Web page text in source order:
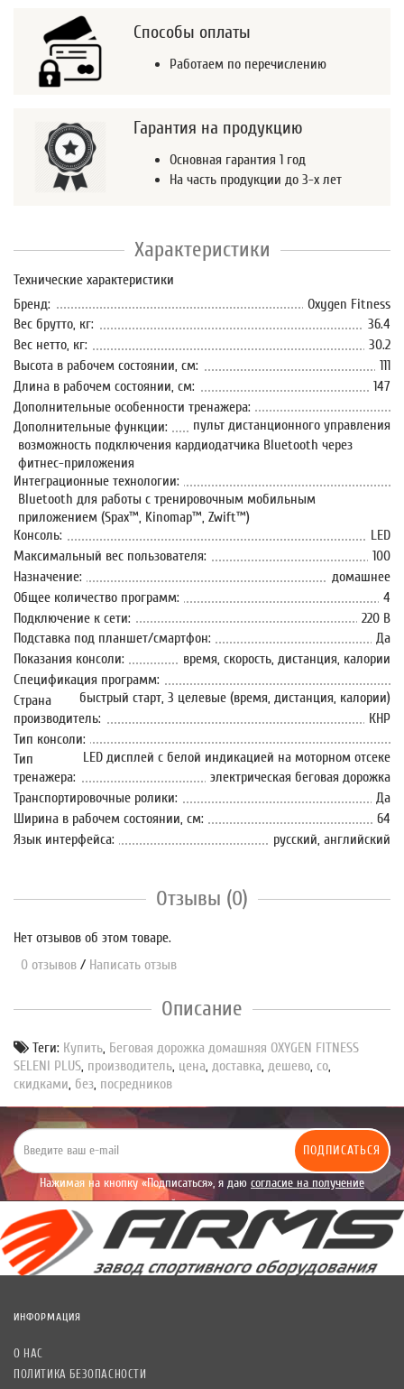
Способы оплаты
Работаем по перечислению
Гарантия на продукцию
Основная гарантия 1 год
На часть продукции до 3-х лет
Характеристики
Технические характеристики
Бренд:
Oxygen Fitness
Вес брутто, кг:
36.4
Вес нетто, кг:
30.2
Высота в рабочем состоянии, см:
111
Длина в рабочем состоянии, см:
147
Дополнительные особенности тренажера:
пульт дистанционного управления
Дополнительные функции:
возможность подключения кардиодатчика Bluetooth через
фитнес-приложения
Интеграционные технологии:
Bluetooth для работы с тренировочным мобильным
приложением (Spax™, Kinomap™, Zwift™)
Консоль:
LED
Максимальный вес пользователя:
100
Назначение:
домашнее
Общее количество программ:
4
Подключение к сети:
220 В
Подставка под планшет/смартфон:
Да
Показания консоли:
время, скорость, дистанция, калории
Спецификация программ:
быстрый старт, 3 целевые (время, дистанция, калории)
Страна
производитель:
КНР
Тип консоли:
LED дисплей с белой индикацией на моторном отсеке
Тип
тренажера:
электрическая беговая дорожка
Транспортировочные ролики:
Да
Ширина в рабочем состоянии, см:
64
Язык интерфейса:
русский, английский
Отзывы (0)
Нет отзывов об этом товаре.
0 отзывов / Написать отзыв
Описание
Теги: Купить Беговая дорожка домашняя OXYGEN FITNESS
SELENI PLUS производитель цена доставка дешево со
скидками без посредников
ПОДПИСАТЬСЯ
Нажимая на кнопку «Подписаться», я даю согласие на получение
уведомлений рекламного характера.
ИНФОРМАЦИЯ
О НАС
ПОЛИТИКА БЕЗОПАСНОСТИ